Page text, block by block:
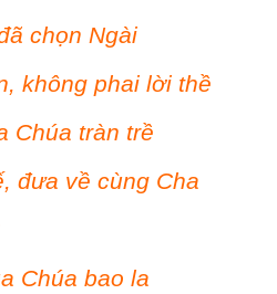
chọn Ngài
không phai lời thề
Chúa tràn trề
đưa về cùng Cha
Chúa bao la